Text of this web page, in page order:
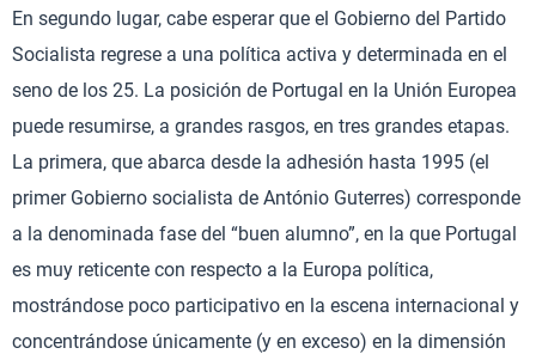
En segundo lugar, cabe esperar que el Gobierno del Partido
Socialista regrese a una política activa y determinada en el
seno de los 25. La posición de Portugal en la Unión Europea
puede resumirse, a grandes rasgos, en tres grandes etapas.
La primera, que abarca desde la adhesión hasta 1995 (el
primer Gobierno socialista de António Guterres) corresponde
a la denominada fase del “buen alumno”, en la que Portugal
es muy reticente con respecto a la Europa política,
mostrándose poco participativo en la escena internacional y
concentrándose únicamente (y en exceso) en la dimensión